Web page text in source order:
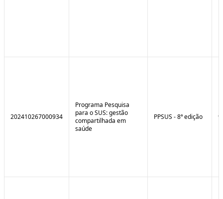
202410267000934
Programa Pesquisa
para o SUS: gestão
compartilhada em
saúde
PPSUS - 8ª edição